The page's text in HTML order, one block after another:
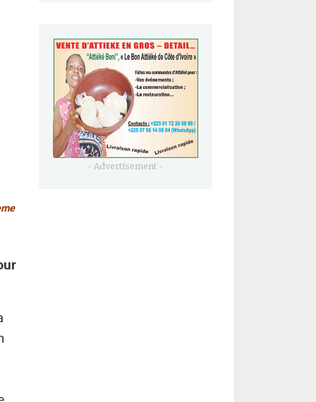
- Advertisement -